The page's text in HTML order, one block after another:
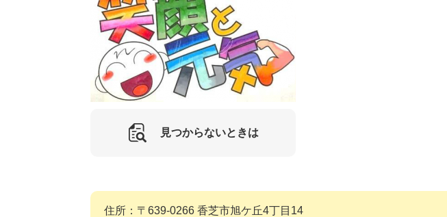
見つからないときは
住所：〒639-0266 香芝市旭ケ丘4丁目14